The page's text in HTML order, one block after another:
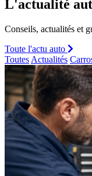
L'actualité
Conseils, actualités et
Toute l'actu auto
Toutes Actualités